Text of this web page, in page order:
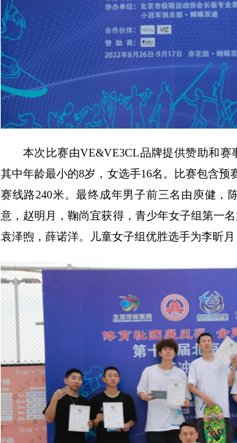
本次比赛由VE&VE3CL品牌提供赞助和赛
其中年龄最小的8岁，女选手16名。比赛包含预
赛线路240米。最终成年男子前三名由庾健，
意，赵明月，鞠尚宜获得，青少年女子组第一
袁泽煦，薛诺洋。儿童女子组优胜选手为李昕月